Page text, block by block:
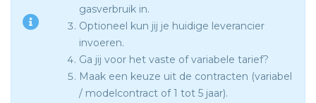
gasverbruik in.
Optioneel kun jij je huidige leverancier
invoeren.
Ga jij voor het vaste of variabele tarief?
Maak een keuze uit de contracten (variabel
/ modelcontract of 1 tot 5 jaar).